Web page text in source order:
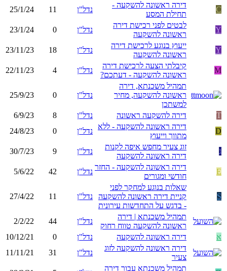
C
דירה ראשונה להשקעה -
תחילת המסע
נדל"ן 11
25/1/24
Y
לבטים לפני רכישת דירה
ראשונה להשקעה
נדל"ן 0
23/1/24
Y
ייעוץ בנוגע לרכישת דירה
ראשונה להשקעה
נדל"ן 18
23/11/23
M
קיבלתי הצעה לרכישת דירה
ראשונה להשקעה - דעתכם?
נדל"ן 4
22/11/23
תמהיל משכנתא, דירה
ראשונה להשקעה, מחיר
למשתכן
נדל"ן 0
25/9/23
T דירה להשקעה ראשונה נדל"ן 8
6/9/23
D
דירה ראשונה להשקעה - ללא
מתווך וייעוץ
נדל"ן 0
24/8/23
ג
זוג צעיר מחפש איפה לקנות
דירה ראשונה להשקעה
נדל"ן 9
30/7/23
E
דירה ראשונה להשקעה - החזר
חודשי ומגורים
נדל"ן 42
5/6/22
S
שאלות בנוגע למחקר לפני
קניית דירה ראשונה להשקעה
- בדגש על התחדשות עירונית
נדל"ן 11
27/4/22
תמהיל משכנתא | דירה
ראשונה להשקעה טווח רחוק
נדל"ן 44
2/2/22
א
דירה ראשונה להשקעה נדל"ן 0
10/12/21
דירה ראשונה להשקעה לזוג
צעיר
נדל"ן 31
11/11/21
תמהיל משכנתא עבור דירה